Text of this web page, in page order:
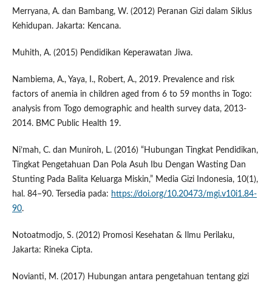
Merryana, A. dan Bambang, W. (2012) Peranan Gizi dalam Siklus
Kehidupan. Jakarta: Kencana.
Muhith, A. (2015) Pendidikan Keperawatan Jiwa.
Nambiema, A., Yaya, I., Robert, A., 2019. Prevalence and risk
factors of anemia in children aged from 6 to 59 months in Togo:
analysis from Togo demographic and health survey data, 2013-
2014. BMC Public Health 19.
Ni’mah, C. dan Muniroh, L. (2016) “Hubungan Tingkat Pendidikan,
Tingkat Pengetahuan Dan Pola Asuh Ibu Dengan Wasting Dan
Stunting Pada Balita Keluarga Miskin,” Media Gizi Indonesia, 10(1),
hal. 84–90. Tersedia pada: https://doi.org/10.20473/mgi.v10i1.84-
90.
Notoatmodjo, S. (2012) Promosi Kesehatan & Ilmu Perilaku,
Jakarta: Rineka Cipta.
Novianti, M. (2017) Hubungan antara pengetahuan tentang gizi